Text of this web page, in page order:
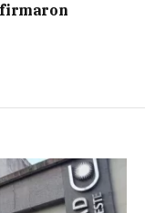
firmaron